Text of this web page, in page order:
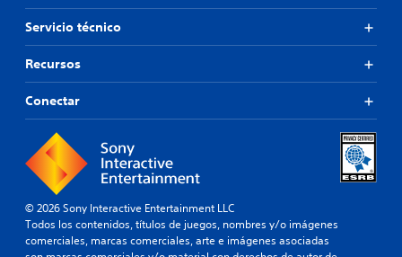
Servicio técnico
Recursos
Conectar
© 2026 Sony Interactive Entertainment LLC
Todos los contenidos, títulos de juegos, nombres y/o imágenes
comerciales, marcas comerciales, arte e imágenes asociadas